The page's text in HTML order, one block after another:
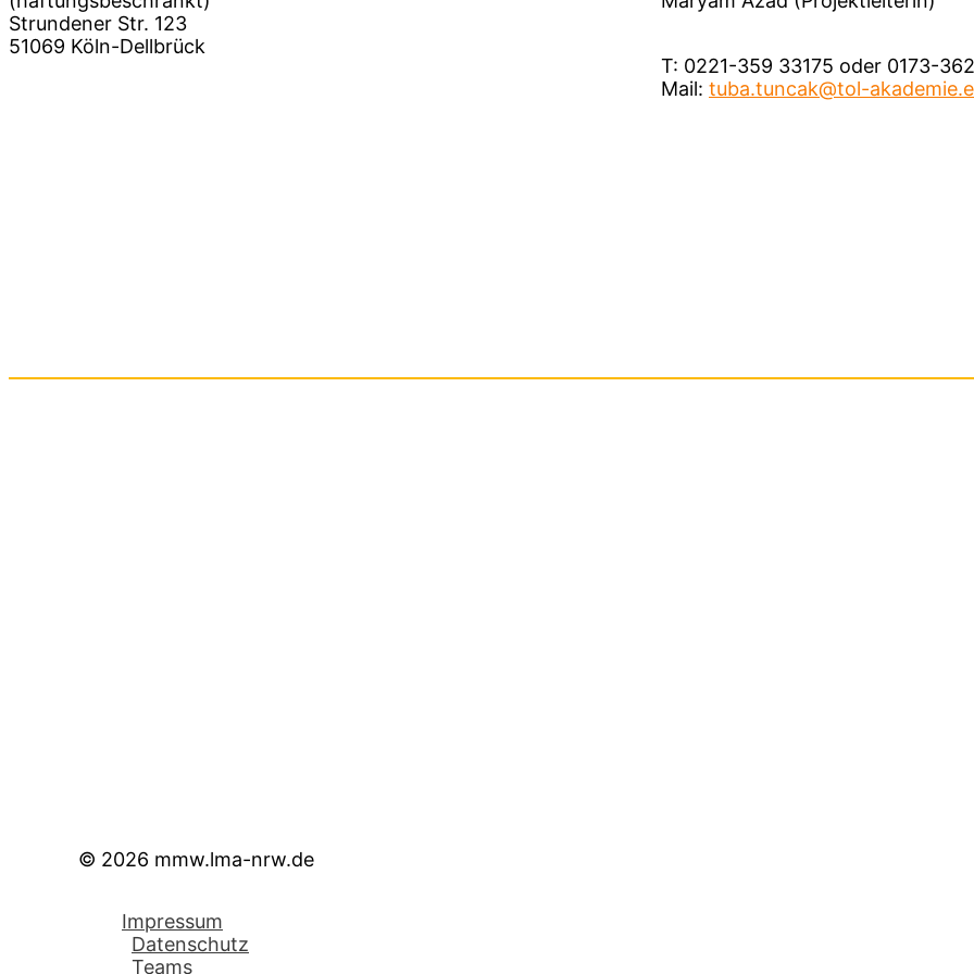
Strundener Str. 123
51069 Köln-Dellbrück
T: 0221-359 33175 oder 0173-
Mail: tuba.tuncak@tol-
© 2026 mmw.lma-nrw.de
Impressum
Datenschutz
Teams